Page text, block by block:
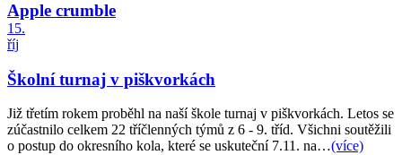
Apple crumble
15.
říj
Školní turnaj v piškvorkách
Již třetím rokem proběhl na naší škole turnaj v piškvorkách. Letos se
zúčastnilo celkem 22 tříčlenných týmů z 6 - 9. tříd. Všichni soutěžili
o postup do okresního kola, které se uskuteční 7.11. na…(více)